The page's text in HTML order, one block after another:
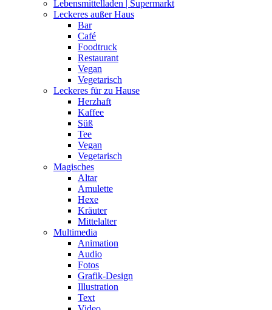
Lebensmittelladen | Supermarkt
Leckeres außer Haus
Bar
Café
Foodtruck
Restaurant
Vegan
Vegetarisch
Leckeres für zu Hause
Herzhaft
Kaffee
Süß
Tee
Vegan
Vegetarisch
Magisches
Altar
Amulette
Hexe
Kräuter
Mittelalter
Multimedia
Animation
Audio
Fotos
Grafik-Design
Illustration
Text